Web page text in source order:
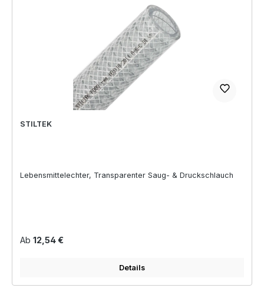
STILTEK
Lebensmittelechter, Transparenter Saug- & Druckschlauch
Regulärer Preis:
Ab 12,54 €
Details